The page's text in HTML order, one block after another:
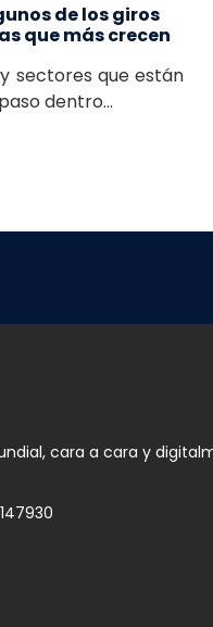
de los giros
que más crecen
sectores que están
dentro...
cara a cara y